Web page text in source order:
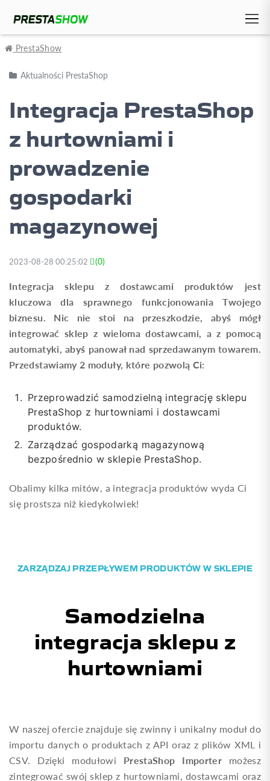
PrestaShow
Aktualności PrestaShop
Integracja PrestaShop
z hurtowniami i
prowadzenie
gospodarki
magazynowej
2023-08-28 00:25:02 (0)
Integracja sklepu z dostawcami produktów jest
kluczowa dla sprawnego funkcjonowania Twojego
biznesu. Nic nie stoi na przeszkodzie, abyś mógł
integrować sklep z wieloma dostawcami, a z pomocą
automatyki, abyś panował nad sprzedawanym towarem.
Przedstawiamy 2 moduły, które pozwolą Ci:
Przeprowadzić samodzielną integrację sklepu
PrestaShop z hurtowniami i dostawcami
produktów.
Zarządzać gospodarką magazynową
bezpośrednio w sklepie PrestaShop.
Obalimy kilka mitów, a integracja produktów wyda Ci
się prostsza niż kiedykolwiek!
Samodzielna
integracja sklepu z
hurtowniami
ZARZĄDZAJ PRZEPŁYWEM PRODUKTÓW W SKLEPIE
W naszej ofercie znajduje się zwinny i unikalny moduł do
importu danych o produktach z API oraz z plików XML i
CSV. Dzięki modułowi PrestaShop Importer możesz
zintegrować swój sklep z hurtowniami, dostawcami oraz